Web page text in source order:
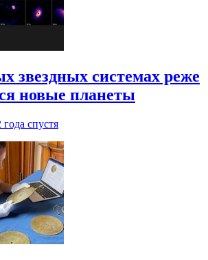
звездных системах реже
новые планеты
года спустя